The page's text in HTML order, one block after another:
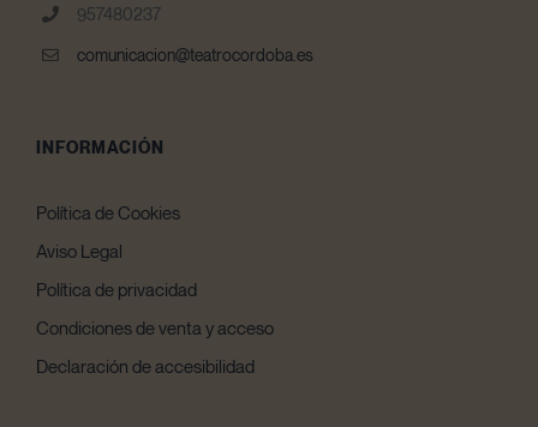
957480237
comunicacion@teatrocordoba.es
INFORMACIÓN
Política de Cookies
Aviso Legal
Política de privacidad
Condiciones de venta y acceso
Declaración de accesibilidad